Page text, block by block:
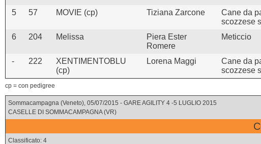
5
57 MOVIE (cp) Tiziana Zarcone
Cane da
scozzese
6 204 Melissa
Piera Ester
Romere
Meticcio
- 222
XENTIMENTOBLU
(cp)
Lorena Maggi
Cane da
scozzese
cp = con pedigree
Sommacampagna (Veneto), 05/07/2015 - GARE AGILITY 4 -5 LUGLIO 2015
CASELLE DI SOMMACAMPAGNA (VR)
Classificato: 4